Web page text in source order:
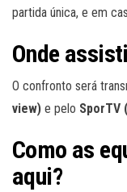
partida única, e em
Onde
O confronto será
view) e pelo SporTV
Como as
aqui?